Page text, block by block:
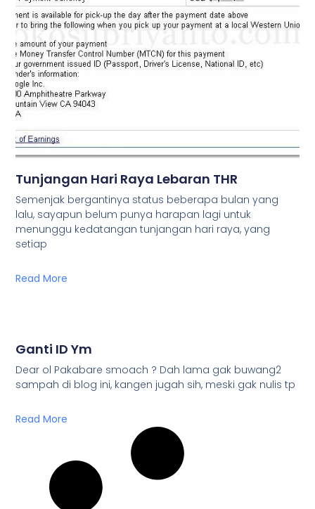
Tunjangan Hari Raya Lebaran THR
Semenjak bergantinya status beberapa bulan yang
lalu, sayapun belum punya harapan lagi untuk
menunggu kedatangan tunjangan hari raya, yang
setiap
Read More
Ganti ID Ym
Dear ol Pakabare smoach ? Dah lama gak buwang2
sampah di blog ini, kangen jugah sih, meski gak nulis tp
Read More